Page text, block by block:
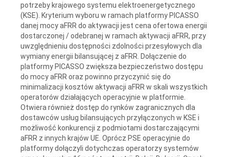
potrzeby krajowego systemu elektroenergetycznego
(KSE). Kryterium wyboru w ramach platformy PICASSO
danej mocy aFRR do aktywacji jest cena ofertowa energii
dostarczonej / odebranej w ramach aktywacji aFRR, przy
uwzględnieniu dostępności zdolności przesyłowych dla
wymiany energii bilansującej z aFRR. Dołączenie do
platformy PICASSO zwiększa bezpieczeństwo dostępu
do mocy aFRR oraz powinno przyczynić się do
minimalizacji kosztów aktywacji aFRR w skali wszystkich
operatorów działających operacyjnie w platformie.
Otwiera również dostęp do rynków zagranicznych dla
dostawców usług bilansujących przyłączonych w KSE i
możliwość konkurencji z podmiotami dostarczającymi
aFRR z innych krajów UE. Oprócz PSE operacyjnie do
platformy dołączyli dotychczas operatorzy systemów